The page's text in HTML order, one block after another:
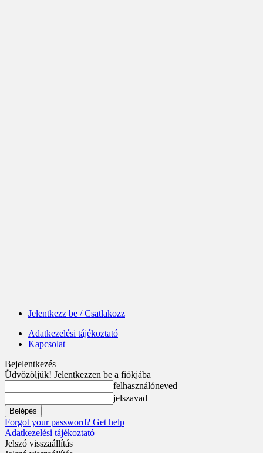
Jelentkezz be / Csatlakozz
Adatkezelési tájékoztató
Kapcsolat
Bejelentkezés
Üdvözöljük! Jelentkezzen be a fiókjába
felhasználóneved
jelszavad
Forgot your password? Get help
Adatkezelési tájékoztató
Jelszó visszaállítás